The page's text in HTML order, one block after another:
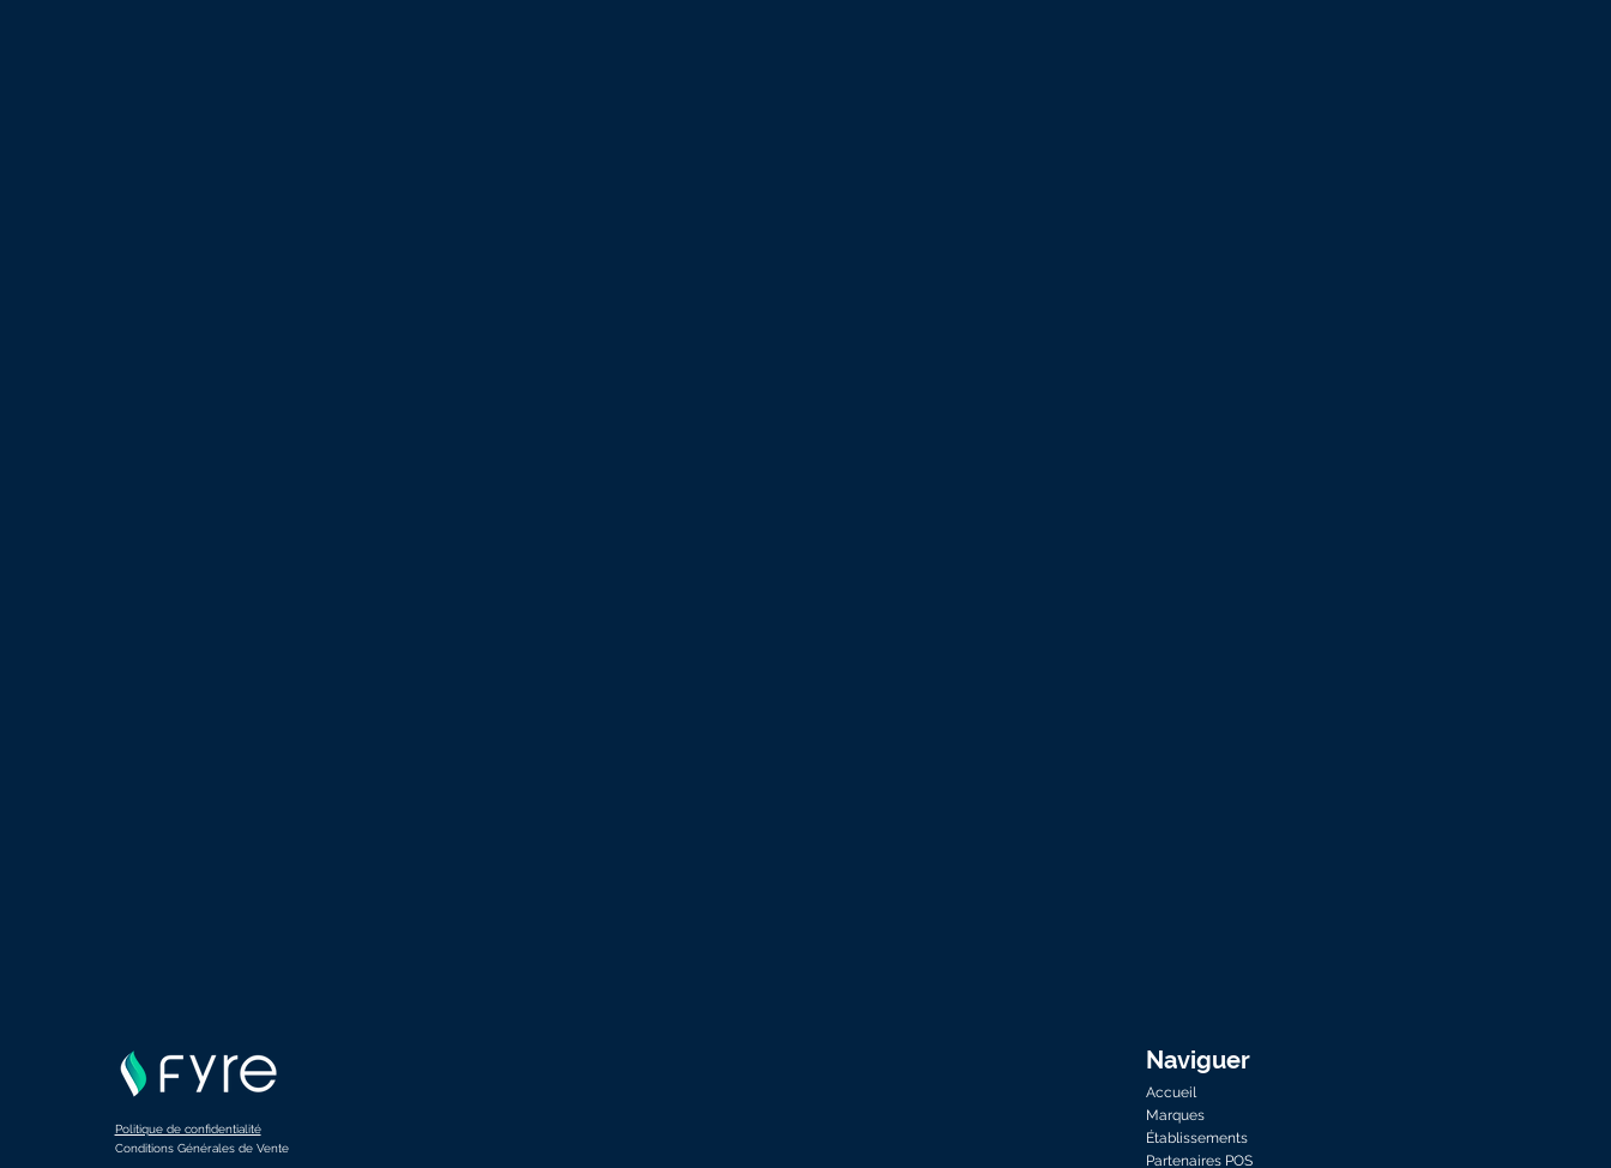
Politique de confidentialité
Conditions Générales de Vente
Naviguer
Accueil
Marques
Établissements
Partenaires POS